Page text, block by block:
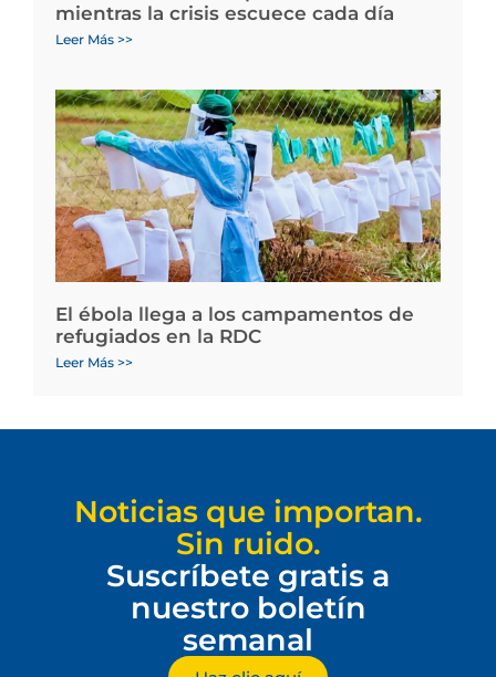
mientras la crisis escuece cada día
Leer Más >>
El ébola llega a los campamentos de
refugiados en la RDC
Leer Más >>
Noticias que importan.
Sin ruido.
Suscríbete gratis a
nuestro boletín
semanal